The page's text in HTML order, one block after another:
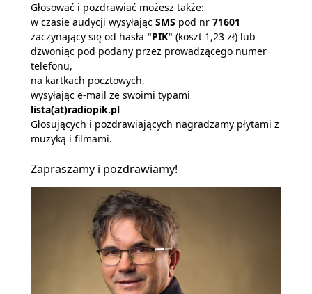
Głosować i pozdrawiać możesz także:
w czasie audycji wysyłając SMS pod nr 71601
zaczynający się od hasła "PIK" (koszt 1,23 zł) lub
dzwoniąc pod podany przez prowadzącego numer
telefonu,
na kartkach pocztowych,
wysyłając e-mail ze swoimi typami
lista(at)radiopik.pl
Głosujących i pozdrawiających nagradzamy płytami z
muzyką i filmami.
Zapraszamy i pozdrawiamy!